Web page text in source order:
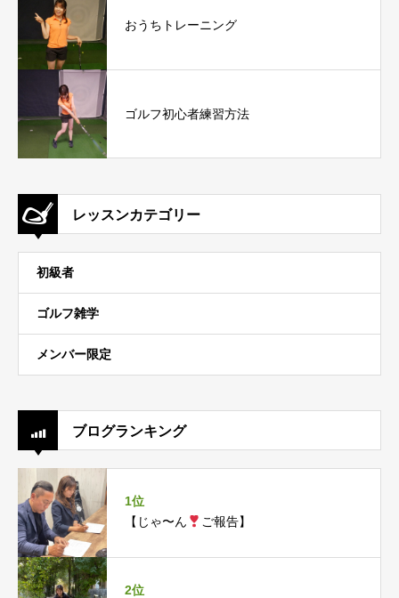
おうちトレーニング
ゴルフ初心者練習方法
レッスンカテゴリー
初級者
ゴルフ雑学
メンバー限定
ブログランキング
1位
【じゃ〜ん
ご報告】
2位